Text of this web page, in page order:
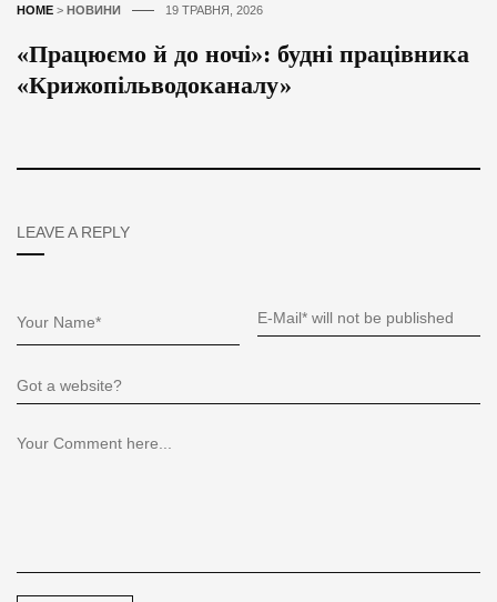
HOME > НОВИНИ 19 ТРАВНЯ, 2026
«Працюємо й до ночі»: будні працівника
«Крижопільводоканалу»
LEAVE A REPLY